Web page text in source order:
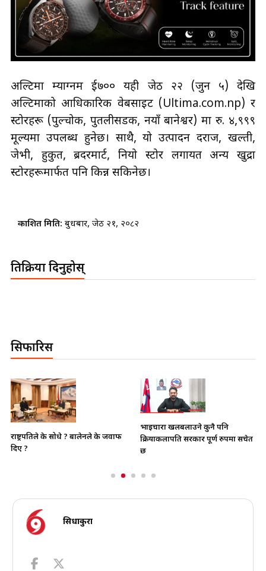
अल्टिमा म्याग्नम ई७०० यही जेठ २२ (जुन ५) देखि
अल्टिमाको आधिकारिक वेबसाइट (Ultima.com.np) र
स्टोरहरू (पुल्चोक, पुतलीसडक, नयाँ बानेश्वर) मा रु. ४,९९९
मूल्यमा उपलब्ध हुनेछ। साथै, यो उत्पादन दराज, खल्ती,
जेभी, हुकुत, ब्रदरमार्ट, नियो स्टोर लगायत अन्य खुद्रा
स्टोरहरूमार्फत पनि किन्न सकिनेछ।
प्रकाशित मिति: बुधबार, जेठ २१, २०८२
प्रतिक्रिया दिनुहोस्
सिफारिस
राष्ट्रपतिले के सोधे ? बालेनले के जवाफ
दिए ?
भाइचारा खलबलाउने कुनै पनि
क्रियाकलापप्रति सरकार पूर्ण रुपमा सचेत
छ
सिधाकुरा